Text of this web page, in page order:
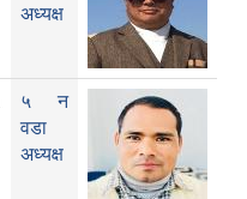
अध्यक्ष
५ न
वडा
अध्यक्ष